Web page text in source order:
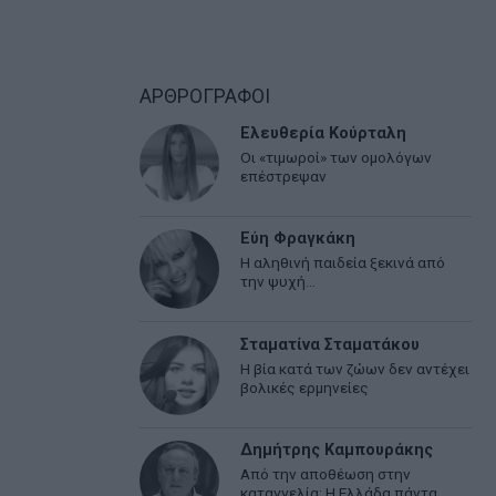
ΑΡΘΡΟΓΡΑΦΟΙ
Ελευθερία Κούρταλη
Οι «τιμωροί» των ομολόγων
επέστρεψαν
Εύη Φραγκάκη
Η αληθινή παιδεία ξεκινά από
την ψυχή…
Σταματίνα Σταματάκου
Η βία κατά των ζώων δεν αντέχει
βολικές ερμηνείες
Δημήτρης Καμπουράκης
Από την αποθέωση στην